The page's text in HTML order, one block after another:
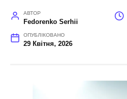
АВТОР
Fedorenko Serhii
ОПУБЛІКОВАНО
29 Квітня, 2026